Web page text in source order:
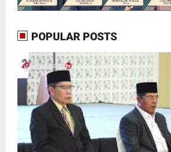
POPULAR POSTS